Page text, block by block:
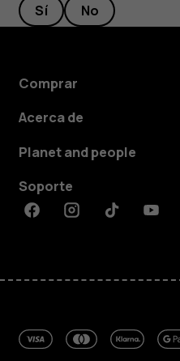
Sí No
Comprar
Acerca de
Planet and people
Soporte
FacebookInstagramTiktok